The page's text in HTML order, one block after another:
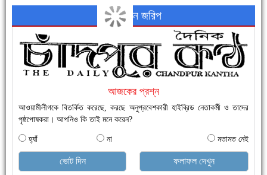
নতুনবাজার ফাঁড়ি পুলিশের অভিযানে ৪০ পিচ ইয়াবাসহ ১ জন গ্রেফতার
অনলাইন জরিপ
আজকের প্রশ্ন
আওয়ামীলীগকে বিতর্কিত করেছে, করছে অনুপ্রবেশকারী হাইব্রিড নেতাকর্মী ও তাদের
পৃষ্ঠপোষকরা। আপনিও কি তাই মনে করেন?
হ্যাঁ না মতামত নেই
ভোট দিন ফলাফল দেখুন